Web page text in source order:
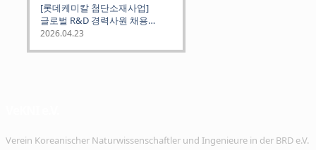
[롯데케미칼 첨단소재사업]
글로벌 R&D 경력사원 채용
(~2026. 5.5)
2026.04.23
Verein Koreanischer Naturwissenschaftler und Ingenieure in der BRD e.V.